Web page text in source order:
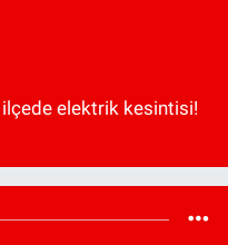
ilçede elektrik kesintisi!